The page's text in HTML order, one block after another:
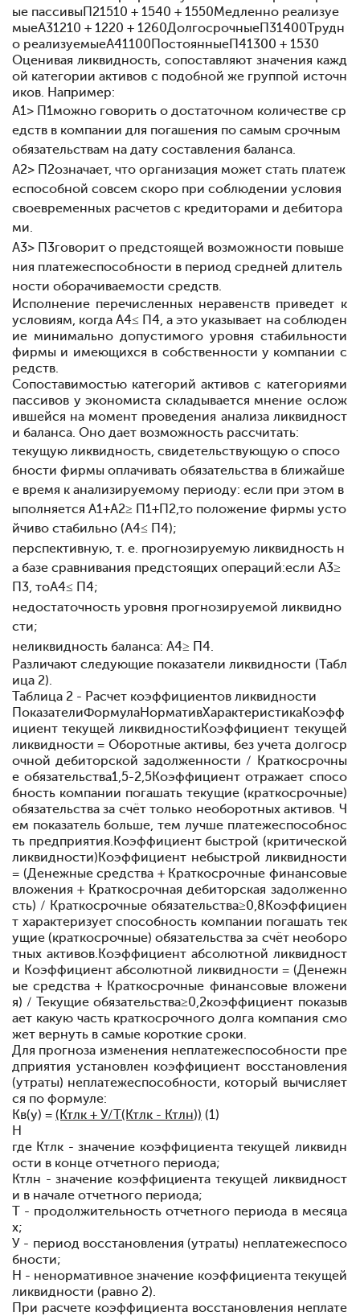
ые пассивыП21510 + 1540 + 1550Медленно реализуе
мыеА31210 + 1220 + 1260ДолгосрочныеП31400Трудн
о реализуемыеА41100ПостоянныеП41300 + 1530
Оценивая ликвидность, сопоставляют значения кажд
ой категории активов с подобной же группой источн
иков. Например:
А1> П 1можно говорить о достаточном количестве ср
едств в компании для погашения по самым срочным
обязательствам на дату составления баланса.
А2> П 2означает, что организация может стать платеж
еспособной совсем скоро при соблюдении условия
своевременных расчетов с кредиторами и дебитора
ми.
А3> П 3говорит о предстоящей возможности повыше
ния платежеспособности в период средней длитель
ности оборачиваемости средств.
Исполнение перечисленных неравенств приведет к
условиям, когда A4≤ П4, а это указывает на соблюден
ие минимально допустимого уровня стабильности
фирмы и имеющихся в собственности у компании с
редств.
Сопоставимостью категорий активов с категориями
пассивов у экономиста складывается мнение ослож
ившейся на момент проведения анализа ликвидност
и баланса. Оно дает возможность рассчитать:
текущую ликвидность, свидетельствующую о спосо
бности фирмы оплачивать обязательства в ближайше
е время к анализируемому периоду: если при этом в
ыполняется А1+А2≥ П 1+П 2,то положение фирмы усто
йчиво стабильно (А4≤ П4);
перспективную, т. е. прогнозируемую ликвидность н
а базе сравнивания предстоящих операций:если А3≥
П 3, тоА4≤ П4;
недостаточность уровня прогнозируемой ликвидно
сти;
неликвидность баланса: А4≥ П4.
Различают следующие показатели ликвидности (Табл
ица 2).
Таблица 2 - Расчет коэффициентов ликвидности
ПоказателиФормулаНормативХарактеристикаКоэфф
ициент текущей ликвидностиКоэффициент текущей
ликвидности = Оборотные активы, без учета долгоср
очной дебиторской задолженности / Краткосрочны
е обязательства1,5-2,5Коэффициент отражает спосо
бность компании погашать текущие (краткосрочные)
обязательства за счёт только необоротных активов. Ч
ем показатель больше, тем лучшеплатежеспособнос
ть предприятия.Коэффициент быстрой (критической
ликвидности)Коэффициент небыстрой ликвидности
= (Денежные средства + Краткосрочные финансовые
вложения + Краткосрочная дебиторская задолженно
сть) / Краткосрочные обязательства≥0,8Коэффициен
т характеризует способность компании погашать тек
ущие (краткосрочные) обязательства за счёт необоро
тных активов.Коэффициент абсолютной ликвидност
и Коэффициент абсолютной ликвидности = (Денежн
ые средства + Краткосрочные финансовые вложени
я) / Текущие обязательства≥0,2коэффициент показыв
ает какую часть краткосрочного долга компания смо
жет вернуть в самые короткие сроки.
Для прогноза изменения неплатежеспособности пре
дприятия установлен коэффициент восстановления
(утраты) неплатежеспособности, который вычисляет
ся по формуле:
Кв(у) = (Ктлк + У/Т(Ктлк - Ктлн)) (1)
Н
где Ктлк - значение коэффициента текущей ликвидн
ости в конце отчетного периода;
Ктлн - значение коэффициента текущей ликвидност
и в начале отчетного периода;
Т - продолжительность отчетного периода в месяца
х;
У - период восстановления (утраты) неплатежеспосо
бности;
Н - ненормативное значение коэффициента текущей
ликвидности (равно 2).
При расчете коэффициента восстановления неплате